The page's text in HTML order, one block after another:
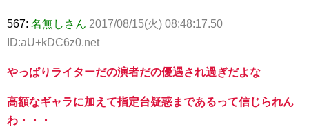
567: 名無しさん 2017/08/15(火) 08:48:17.50
ID:aU+kDC6z0.net
やっぱりライターだの演者だの優遇され過ぎだよな
高額なギャラに加えて指定台疑惑まであるって信じられん
わ・・・